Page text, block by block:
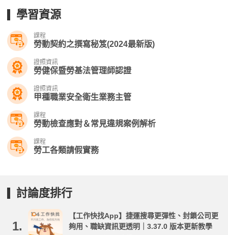
學習資源
課程
勞動契約之撰寫秘笈(2024最新版)
證照資訊
勞健保暨勞基法管理師認證
證照資訊
甲種職業安全衛生業務主管
課程
勞動檢查應對＆常見違規案例解析
課程
勞工各類請假實務
討論度排行
1.
【工作快找App】捷運搜尋更彈性、封鎖公司更
夠用、職缺資訊更透明｜3.37.0 版本更新教學